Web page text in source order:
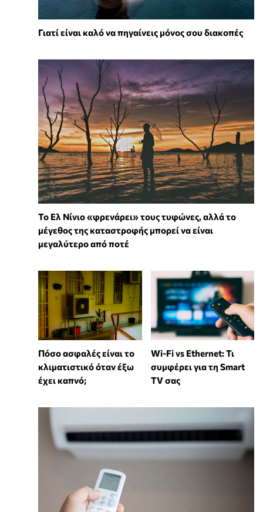
Γιατί είναι καλό να πηγαίνεις μόνος σου διακοπές
Το Ελ Νίνιο «φρενάρει» τους τυφώνες, αλλά το
μέγεθος της καταστροφής μπορεί να είναι
μεγαλύτερο από ποτέ
Πόσο ασφαλές είναι το
κλιματιστικό όταν έξω
έχει καπνό;
Wi-Fi vs Ethernet: Τι
συμφέρει για τη Smart
TV σας